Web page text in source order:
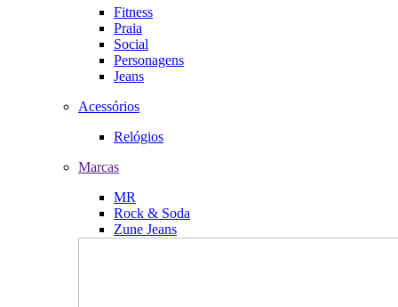
Fitness
Praia
Social
Personagens
Jeans
Acessórios
Relógios
Marcas
MR
Rock & Soda
Zune Jeans